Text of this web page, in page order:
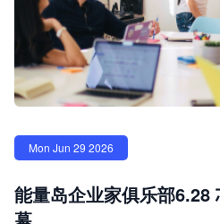
Mon Jun 29 2026
能量岛企业家俱乐部6.28
幕